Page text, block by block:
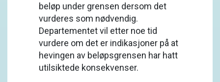
beløp under grensen dersom det
vurderes som nødvendig.
Departementet vil etter noe tid
vurdere om det er indikasjoner på at
hevingen av beløpsgrensen har hatt
utilsiktede konsekvenser.